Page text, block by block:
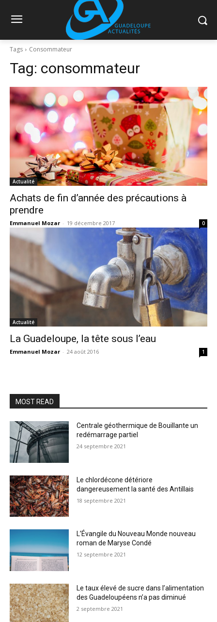
Tags Consommateur
Tag: consommateur
Actualité
Achats de fin d’année des précautions à
prendre
Emmanuel Mozar - 19 décembre 2017 0
Actualité
La Guadeloupe, la tête sous l’eau
Emmanuel Mozar - 24 août 2016 1
MOST READ
Centrale géothermique de Bouillante un
redémarrage partiel
24 septembre 2021
Le chlordécone détériore
dangereusement la santé des Antillais
18 septembre 2021
L’Évangile du Nouveau Monde nouveau
roman de Maryse Condé
12 septembre 2021
Le taux élevé de sucre dans l’alimentation
des Guadeloupéens n’a pas diminué
2 septembre 2021